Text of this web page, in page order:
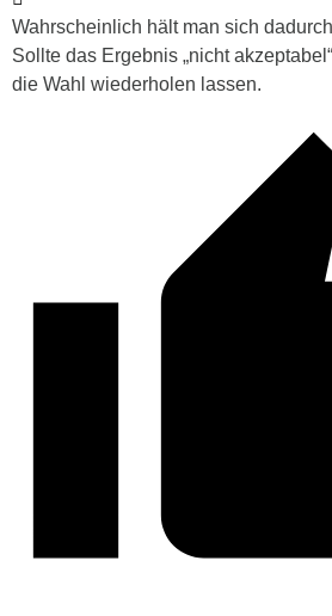
Wahrscheinlich hält man sich
Sollte das Ergebnis „nicht
die Wahl wiederholen lassen.